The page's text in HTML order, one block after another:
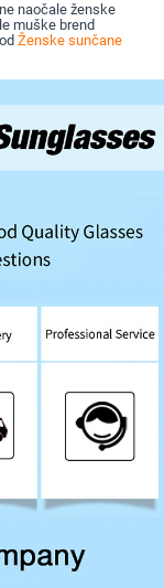
naočale ženske
muške brend
Ženske sunčane